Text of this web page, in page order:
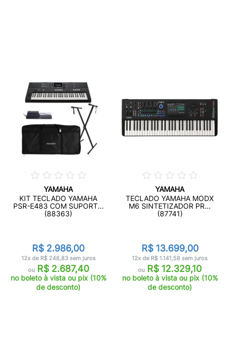
YAMAHA
KIT TECLADO YAMAHA
PSR-E483 COM SUPORT...
(88363)
R$ 2.986,00
12x de R$ 248,83 sem juros
ouR$ 2.687,40
no boleto à vista ou pix (10%
de desconto)
YAMAHA
TECLADO YAMAHA MODX
M6 SINTETIZADOR PR...
(87741)
R$ 13.699,00
12x de R$ 1.141,58 sem juros
ou R$ 12.329,10
no boleto à vista ou pix (10%
de desconto)